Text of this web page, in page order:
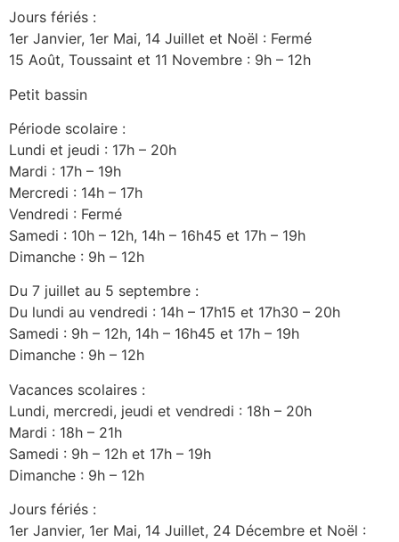
Jours fériés :
1er Janvier, 1er Mai, 14 Juillet et Noël : Fermé
15 Août, Toussaint et 11 Novembre : 9h – 12h
Petit bassin
Période scolaire :
Lundi et jeudi : 17h – 20h
Mardi : 17h – 19h
Mercredi : 14h – 17h
Vendredi : Fermé
Samedi : 10h – 12h, 14h – 16h45 et 17h – 19h
Dimanche : 9h – 12h
Du 7 juillet au 5 septembre :
Du lundi au vendredi : 14h – 17h15 et 17h30 – 20h
Samedi : 9h – 12h, 14h – 16h45 et 17h – 19h
Dimanche : 9h – 12h
Vacances scolaires :
Lundi, mercredi, jeudi et vendredi : 18h – 20h
Mardi : 18h – 21h
Samedi : 9h – 12h et 17h – 19h
Dimanche : 9h – 12h
Jours fériés :
1er Janvier, 1er Mai, 14 Juillet, 24 Décembre et Noël :